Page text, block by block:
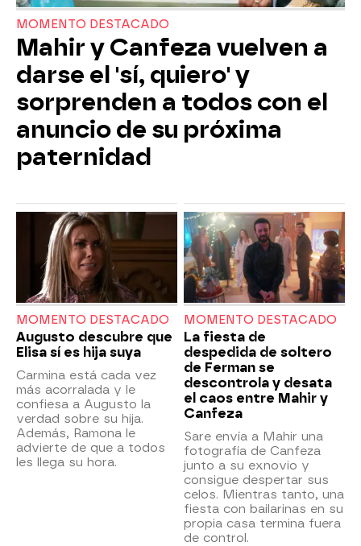
MOMENTO DESTACADO
Mahir y Canfeza vuelven a
darse el 'sí, quiero' y
sorprenden a todos con el
anuncio de su próxima
paternidad
MOMENTO DESTACADO
Augusto descubre que
Elisa sí es hija suya
Carmina está cada vez
más acorralada y le
confiesa a Augusto la
verdad sobre su hija.
Además, Ramona le
advierte de que a todos
les llega su hora.
MOMENTO DESTACADO
La fiesta de
despedida de soltero
de Ferman se
descontrola y desata
el caos entre Mahir y
Canfeza
Sare envía a Mahir una
fotografía de Canfeza
junto a su exnovio y
consigue despertar sus
celos. Mientras tanto, una
fiesta con bailarinas en su
propia casa termina fuera
de control.